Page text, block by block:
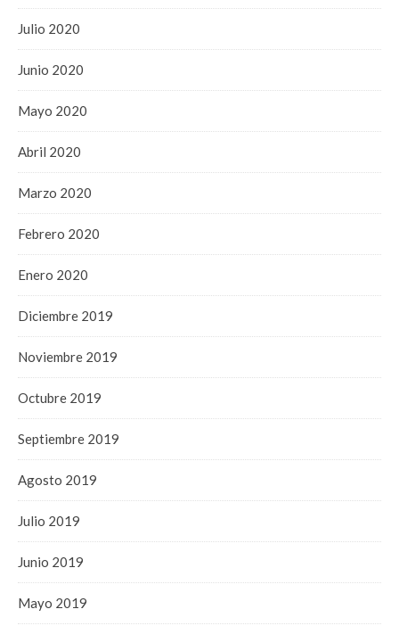
Julio 2020
Junio 2020
Mayo 2020
Abril 2020
Marzo 2020
Febrero 2020
Enero 2020
Diciembre 2019
Noviembre 2019
Octubre 2019
Septiembre 2019
Agosto 2019
Julio 2019
Junio 2019
Mayo 2019